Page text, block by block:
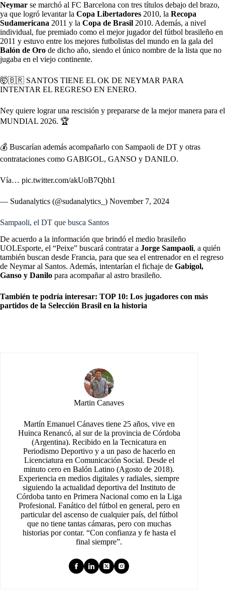
Neymar se marchó al FC Barcelona con tres títulos debajo del brazo,
ya que logró levantar la Copa Libertadores 2010, la Recopa
Sudamericana 2011 y la Copa de Brasil 2010. Además, a nivel
individual, fue premiado como el mejor jugador del fútbol brasileño en
2011 y estuvo entre los mejores futbolistas del mundo en la gala del
Balón de Oro de dicho año, siendo el único nombre de la lista que no
jugaba en el viejo continente.
🤯🇧🇷 SANTOS TIENE EL OK DE NEYMAR PARA
INTENTAR EL REGRESO EN ENERO.
Ney quiere lograr una rescisión y prepararse de la mejor manera para el
MUNDIAL 2026. 🏆
💰 Buscarían además acompañarlo con Sampaoli de DT y otras
contrataciones como GABIGOL, GANSO y DANILO.
Vía… pic.twitter.com/akUoB7Qbh1
— Sudanalytics (@sudanalytics_) November 7, 2024
Sampaoli, el DT que busca Santos
De acuerdo a la información que brindó el medio brasileño
UOLEsporte, el “Peixe” buscará contratar a Jorge Sampaoli, a quién
también buscan desde Francia, para que sea el entrenador en el regreso
de Neymar al Santos. Además, intentarían el fichaje de Gabigol,
Ganso y Danilo para acompañar al astro brasileño.
También te podría interesar: TOP 10: Los jugadores con más
partidos de la Selección Brasil en la historia
Martin Canaves
Martín Emanuel Cánaves tiene 25 años, vive en
Huinca Renancó, al sur de la provincia de Córdoba
(Argentina). Recibido en la Tecnicatura en
Periodismo Deportivo y a un paso de hacerlo en
Licenciatura en Comunicación Social. Desde el
minuto cero en Balón Latino (Agosto de 2018).
Experiencia en medios digitales y radiales, siempre
siguiendo la actualidad deportiva del Instituto de
Córdoba tanto en Primera Nacional como en la Liga
Profesional. Fanático del fútbol en general, pero en
particular del ascenso de cualquier país, del fútbol
que no tiene tantas cámaras, pero con muchas
historias por contar. “Con confianza y fe hasta el
final siempre”.